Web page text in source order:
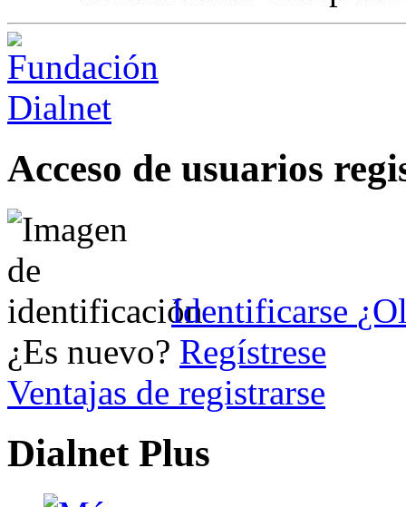
Acceso de usuarios
Identificarse
¿Es nuevo? Regístrese
Ventajas de registrarse
Dialnet Plus